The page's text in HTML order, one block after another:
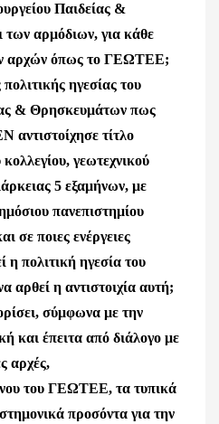
Παιδείας &
αρμόδιων, για κάθε
αρχών όπως το ΓΕΩΤΕΕ;
ηγεσίας του
& Θρησκευμάτων πως
τίτλο
γεωτεχνικού
5 εξαμήνων, με
πανεπιστημίου
σε ποιες ενέργειες
η πολιτική ηγεσία του
αρθεί η αντιστοιχία αυτή;
σύμφωνα με την
και έπειτα από διάλογο με
αρχές,
του ΓΕΩΤΕΕ, τα τυπικά
προσόντα για την